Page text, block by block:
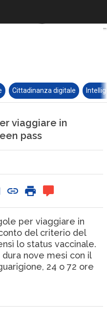
Cittadinanza digitale
viaggiare in
pass
per viaggiare in
del criterio del
lo status vaccinale.
nove mesi con il
24 o 72 ore